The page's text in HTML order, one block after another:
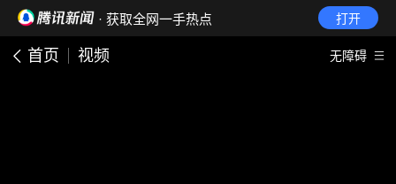
· 获取全网一手热点 打开
首页 视频 无障碍